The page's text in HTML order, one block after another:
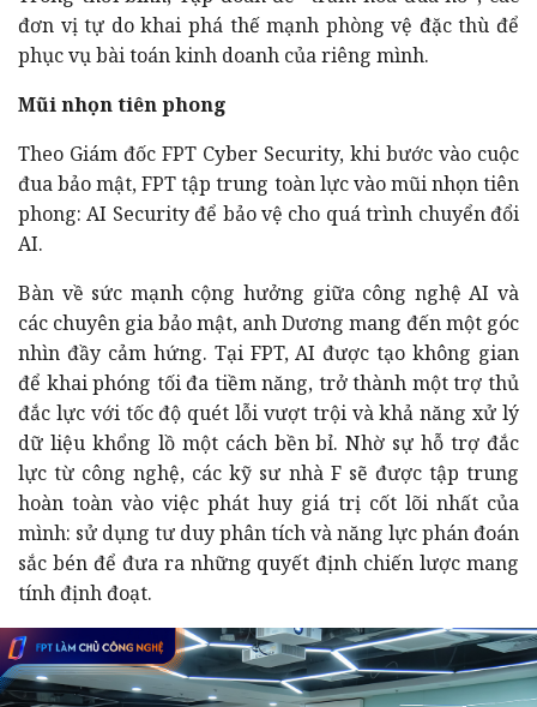
đơn vị tự do khai phá thế mạnh phòng vệ đặc thù để
phục vụ bài toán kinh doanh của riêng mình.
Mũi nhọn tiên phong
Theo Giám đốc FPT Cyber Security, khi bước vào cuộc
đua bảo mật, FPT tập trung toàn lực vào mũi nhọn tiên
phong: AI Security để bảo vệ cho quá trình chuyển đổi
AI.
Bàn về sức mạnh cộng hưởng giữa công nghệ AI và
các chuyên gia bảo mật, anh Dương mang đến một góc
nhìn đầy cảm hứng. Tại FPT, AI được tạo không gian
để khai phóng tối đa tiềm năng, trở thành một trợ thủ
đắc lực với tốc độ quét lỗi vượt trội và khả năng xử lý
dữ liệu khổng lồ một cách bền bỉ. Nhờ sự hỗ trợ đắc
lực từ công nghệ, các kỹ sư nhà F sẽ được tập trung
hoàn toàn vào việc phát huy giá trị cốt lõi nhất của
mình: sử dụng tư duy phân tích và năng lực phán đoán
sắc bén để đưa ra những quyết định chiến lược mang
tính định đoạt.